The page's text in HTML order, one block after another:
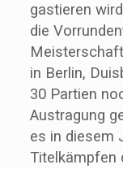
gastieren
die
in Berlin,
30 Partien
Austragung
es in diesem
Titelkämpfen